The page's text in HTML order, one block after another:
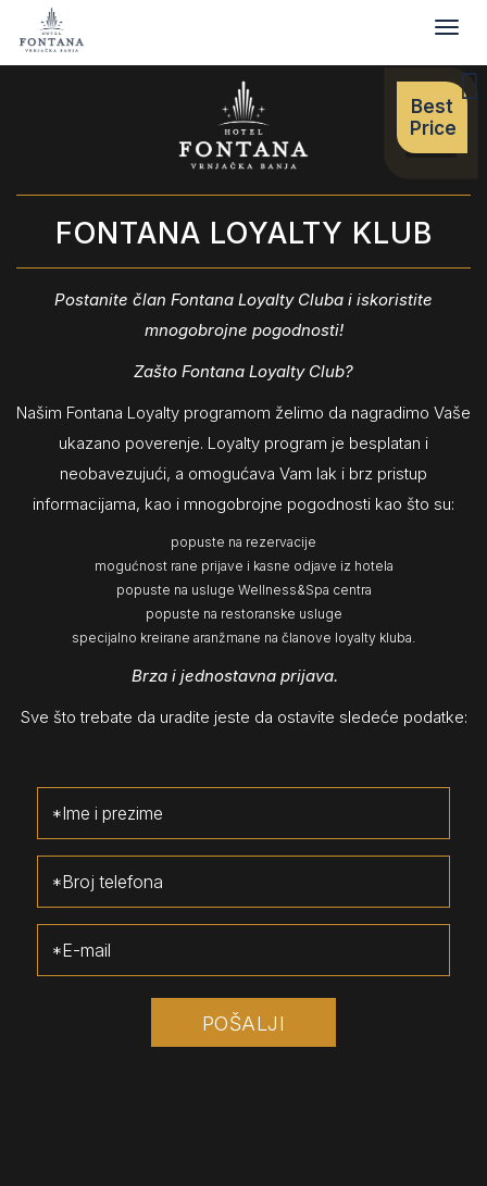
FONTANA LOYALTY KLUB
Postanite član Fontana Loyalty Cluba i iskoristite
mnogobrojne pogodnosti!
Zašto Fontana Loyalty Club?
Našim Fontana Loyalty programom želimo da nagradimo Vaše
ukazano poverenje. Loyalty program je besplatan i
neobavezujući, a omogućava Vam lak i brz pristup
informacijama, kao i mnogobrojne pogodnosti kao što su:
popuste na rezervacije
mogućnost rane prijave i kasne odjave iz hotela
popuste na usluge Wellness&Spa centra
popuste na restoranske usluge
specijalno kreirane aranžmane na članove loyalty kluba.
Brza i jednostavna prijava.
Sve što trebate da uradite jeste da ostavite sledeće podatke:
Best
Price